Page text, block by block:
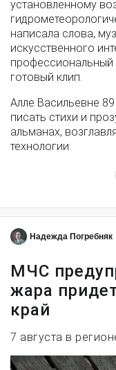
установленному
написала слова,
искусственного
профессиональный
готовый клип.
Алле Васильевне
писать стихи и
альманах,
технологии.
Надежда Погребняк
МЧС
жара
край
7 августа в